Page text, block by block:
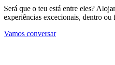
Será que o teu está entre eles?
experiências excecionais, dentro ou
Vamos conversar